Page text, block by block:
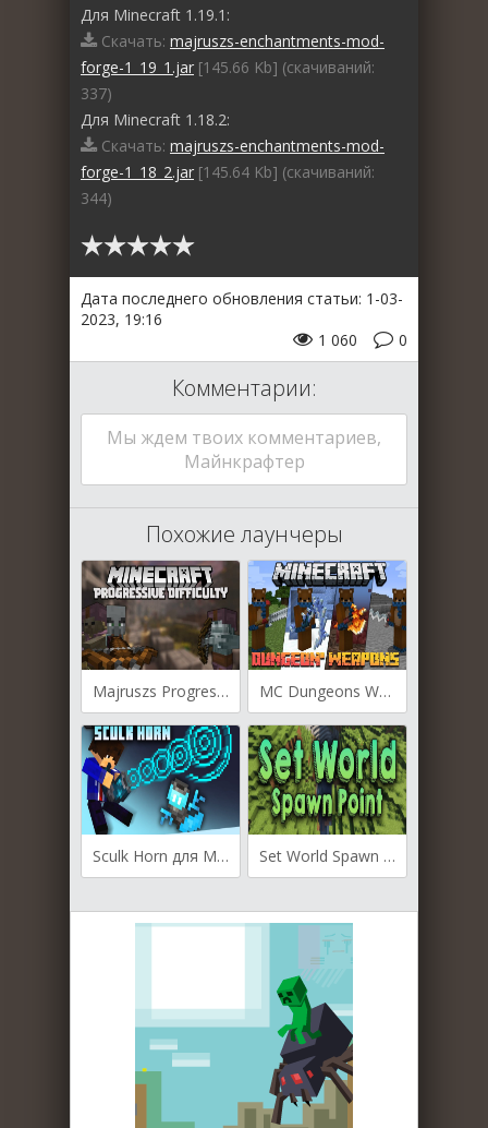
Для Minecraft 1.19.1:
Скачать: majruszs-enchantments-mod-
forge-1_19_1.jar [145.66 Kb] (cкачиваний:
337)
Для Minecraft 1.18.2:
Скачать: majruszs-enchantments-mod-
forge-1_18_2.jar [145.64 Kb] (cкачиваний:
344)
Дата последнего обновления статьи: 1-03-
2023, 19:16
0
1 060
Комментарии:
Мы ждем твоих комментариев,
Майнкрафтер
Похожие лаунчеры
Majruszs Progressive Difficulty для Майнкрафт [1.19.3, 1.19.2, 1.19.1] MC Dungeons Weapons для Майнкрафт [1.19.3, 1.19.2, 1.19.1]
Sculk Horn для Майнкрафт [1.19.3, 1.19.2] Set World Spawn Point для Майнкрафт [1.19.3, 1.19.2, 1.19.1]